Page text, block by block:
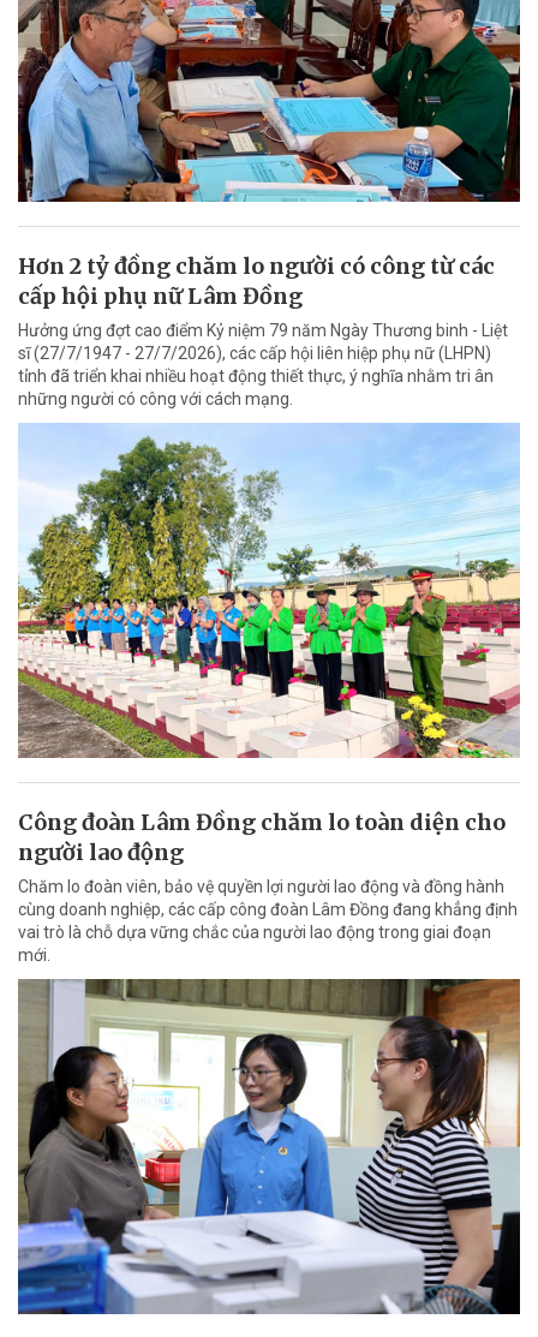
Hơn 2 tỷ đồng chăm lo người có công từ các
cấp hội phụ nữ Lâm Đồng
Hưởng ứng đợt cao điểm Kỷ niệm 79 năm Ngày Thương binh - Liệt
sĩ (27/7/1947 - 27/7/2026), các cấp hội liên hiệp phụ nữ (LHPN)
tỉnh đã triển khai nhiều hoạt động thiết thực, ý nghĩa nhằm tri ân
những người có công với cách mạng.
Công đoàn Lâm Đồng chăm lo toàn diện cho
người lao động
Chăm lo đoàn viên, bảo vệ quyền lợi người lao động và đồng hành
cùng doanh nghiệp, các cấp công đoàn Lâm Đồng đang khẳng định
vai trò là chỗ dựa vững chắc của người lao động trong giai đoạn
mới.